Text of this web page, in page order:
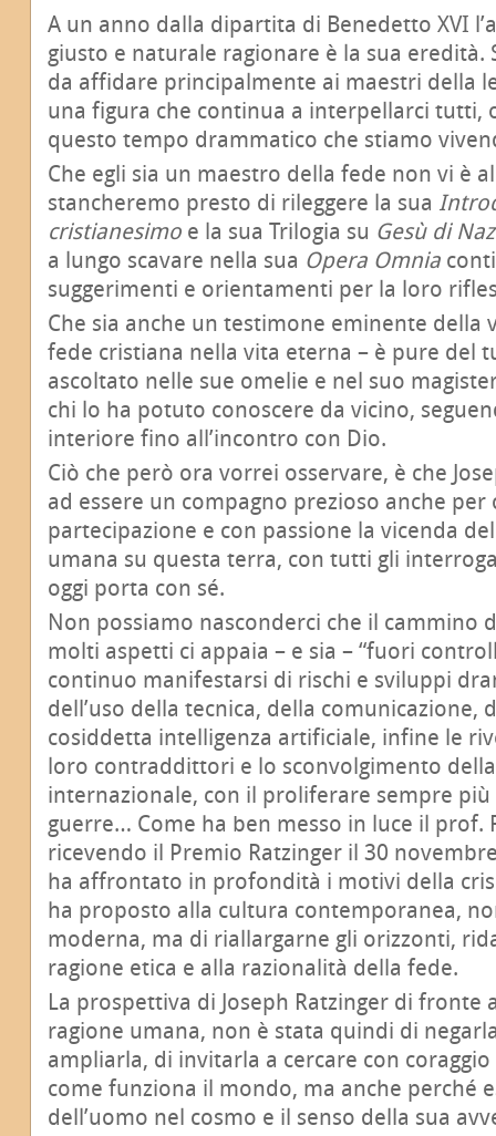
A un anno dalla dipartita di Benedetto XVI
giusto e naturale ragionare è la sua eredità.
da affidare principalmente ai maestri della
una figura che continua a interpellarci tutti,
questo tempo drammatico che stiamo
Che egli sia un maestro della fede non vi è
stancheremo presto di rileggere la sua
cristianesimo e la sua Trilogia su Gesù di
a lungo scavare nella sua Opera Omnia
suggerimenti e orientamenti per la loro
Che sia anche un testimone eminente della
fede cristiana nella vita eterna – è pure del
ascoltato nelle sue omelie e nel suo
chi lo ha potuto conoscere da vicino,
interiore fino all’incontro con Dio.
Ciò che però ora vorrei osservare, è che
ad essere un compagno prezioso anche per
partecipazione e con passione la vicenda
umana su questa terra, con tutti gli
oggi porta con sé.
Non possiamo nasconderci che il cammino
molti aspetti ci appaia – e sia – “fuori
continuo manifestarsi di rischi e sviluppi
dell’uso della tecnica, della comunicazione,
cosiddetta intelligenza artificiale, infine le
loro contraddittori e lo sconvolgimento
internazionale, con il proliferare sempre più
guerre… Come ha ben messo in luce il prof.
ricevendo il Premio Ratzinger il 30
ha affrontato in profondità i motivi della
ha proposto alla cultura contemporanea,
moderna, ma di riallargarne gli orizzonti,
ragione etica e alla razionalità della fede.
La prospettiva di Joseph Ratzinger di fronte
ragione umana, non è stata quindi di
ampliarla, di invitarla a cercare con
come funziona il mondo, ma anche perché
dell’uomo nel cosmo e il senso della sua